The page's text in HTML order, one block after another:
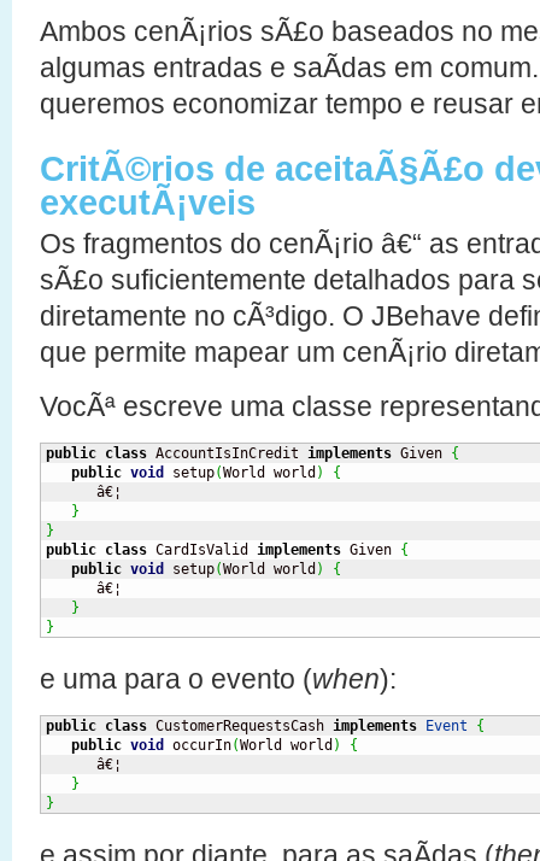
Ambos cenÃ¡rios sÃ£o baseados no
algumas entradas e saÃ­das em
queremos economizar tempo e reusar
CritÃ©rios de aceitaÃ§Ã£o
executÃ¡veis
Os fragmentos do cenÃ¡rio â€“ as
sÃ£o suficientemente detalhados para
diretamente no cÃ³digo. O JBehave
que permite mapear um cenÃ¡rio
VocÃª escreve uma classe
public class AccountIsInCredit implements Given {
public void setup(World world )
{
      â€¦
}
}
public class CardIsValid implements Given {
public void setup(World world )
{
      â€¦
}
}
e uma para o evento (when):
public class CustomerRequestsCash implements Event
{
public void occurIn(World world )
{
      â€¦
}
}